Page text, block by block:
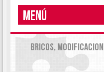
MENÚ
BRICOS,